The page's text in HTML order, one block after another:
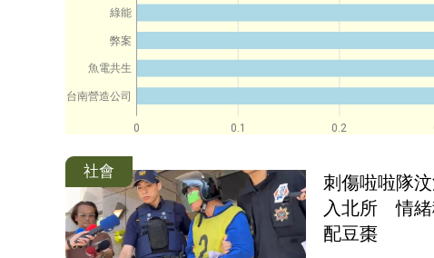
0 0.1 0.2
綠能
弊案
魚電共生
台南營造公司
社會
刺傷啦啦隊
入北所　情
配豆棗